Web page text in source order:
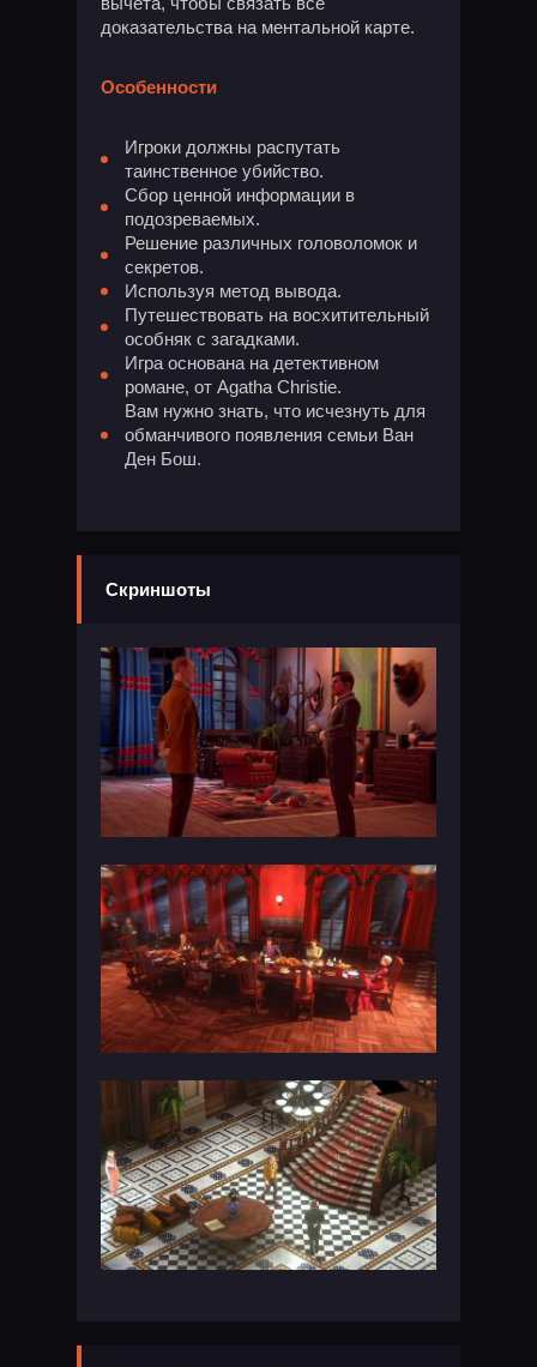
доказательства на ментальной карте.
Особенности
Игроки должны распутать
таинственное убийство.
Сбор ценной информации в
подозреваемых.
Решение различных головоломок и
секретов.
Используя метод вывода.
Путешествовать на восхитительный
особняк с загадками.
Игра основана на детективном
романе, от Agatha Christie.
Вам нужно знать, что исчезнуть для
обманчивого появления семьи Ван
Ден Бош.
Скриншоты